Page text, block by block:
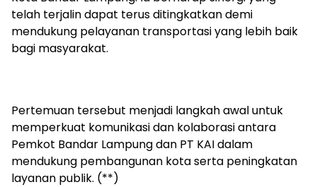
telah terjalin dapat terus ditingkatkan demi
mendukung pelayanan transportasi yang lebih baik
bagi masyarakat.
Pertemuan tersebut menjadi langkah awal untuk
memperkuat komunikasi dan kolaborasi antara
Pemkot Bandar Lampung dan PT KAI dalam
mendukung pembangunan kota serta peningkatan
layanan publik. (**)